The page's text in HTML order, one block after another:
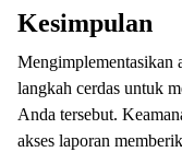
Kesimpulan
Mengimplementasikan
langkah cerdas untuk
Anda tersebut.
akses laporan